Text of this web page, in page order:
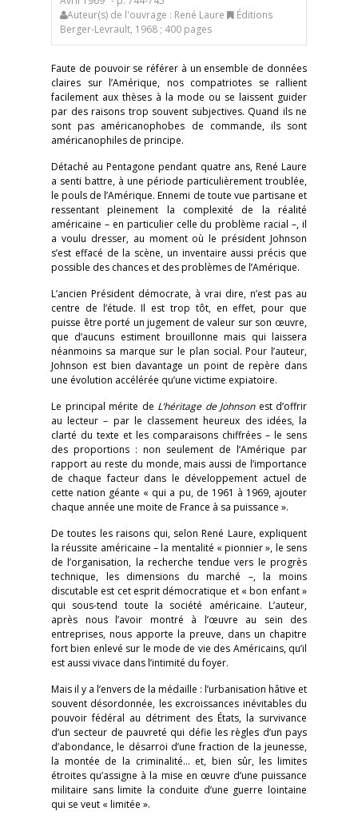
Auteur(s) de l'ouvrage : René Laure
Éditions
Berger-Levrault, 1968 ; 400 pages
Faute de pouvoir se référer à un ensemble de données
claires sur l’Amérique, nos compatriotes se rallient
facilement aux thèses à la mode ou se laissent guider
par des raisons trop souvent subjectives. Quand ils ne
sont pas américanophobes de commande, ils sont
américanophiles de principe.
Détaché au Pentagone pendant quatre ans, René Laure
a senti battre, à une période particulièrement troublée,
le pouls de l’Amérique. Ennemi de toute vue partisane et
ressentant pleinement la complexité de la réalité
américaine – en particulier celle du problème racial –, il
a voulu dresser, au moment où le président Johnson
s’est effacé de la scène, un inventaire aussi précis que
possible des chances et des problèmes de l’Amérique.
L’ancien Président démocrate, à vrai dire, n’est pas au
centre de l’étude. Il est trop tôt, en effet, pour que
puisse être porté un jugement de valeur sur son œuvre,
que d’aucuns estiment brouillonne mais qui laissera
néanmoins sa marque sur le plan social. Pour l’auteur,
Johnson est bien davantage un point de repère dans
une évolution accélérée qu’une victime expiatoire.
Le principal mérite de L’héritage de Johnsonest d’offrir
au lecteur – par le classement heureux des idées, la
clarté du texte et les comparaisons chiffrées – le sens
des proportions : non seulement de l’Amérique par
rapport au reste du monde, mais aussi de l’importance
de chaque facteur dans le développement actuel de
cette nation géante « qui a pu, de 1961 à 1969, ajouter
chaque année une moite de France à sa puissance ».
De toutes les raisons qui, selon René Laure, expliquent
la réussite américaine – la mentalité « pionnier », le sens
de l’organisation, la recherche tendue vers le progrès
technique, les dimensions du marché –, la moins
discutable est cet esprit démocratique et « bon enfant »
qui sous-tend toute la société américaine. L’auteur,
après nous l’avoir montré à l’œuvre au sein des
entreprises, nous apporte la preuve, dans un chapitre
fort bien enlevé sur le mode de vie des Américains, qu’il
est aussi vivace dans l’intimité du foyer.
Mais il y a l’envers de la médaille : l’urbanisation hâtive et
souvent désordonnée, les excroissances inévitables du
pouvoir fédéral au détriment des États, la survivance
d’un secteur de pauvreté qui défie les règles d’un pays
d’abondance, le désarroi d’une fraction de la jeunesse,
la montée de la criminalité… et, bien sûr, les limites
étroites qu’assigne à la mise en œuvre d’une puissance
militaire sans limite la conduite d’une guerre lointaine
qui se veut « limitée ».